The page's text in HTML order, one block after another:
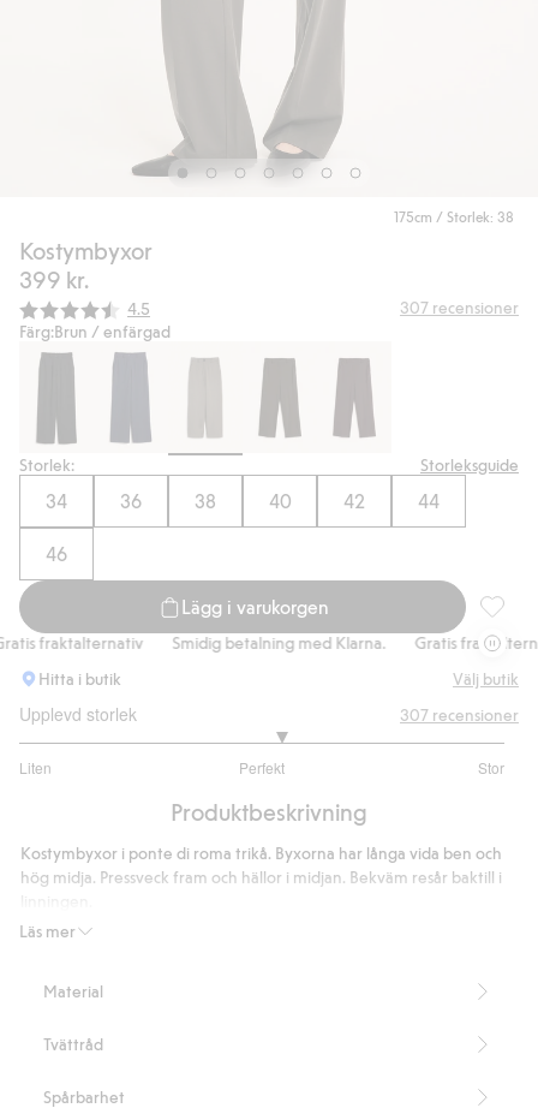
175cm / Storlek: 38
Kostymbyxor
399 kr.
Snittbetyg:
4.5 307 recensioner
Färg:Brun / enfärgad
Storlek: Storleksguide
34 36 38 40 42 44
46
Lägg i varukorgen
fraktalternativ Smidig betalning med Klarna.
Gratis
Hitta i butik
Välj butik
Upplevd storlek
Liten Perfekt Stor
utav
237
betyg
307 recensioner
Produktbeskrivning
Läs mer
Kostymbyxor i ponte di roma trikå. Byxorna har långa vida ben och
hög midja. Pressveck fram och hällor i midjan. Bekväm resår baktill i
Innerbenslängd 78 cm i storlek 38
Material
Tvättråd
Spårbarhet